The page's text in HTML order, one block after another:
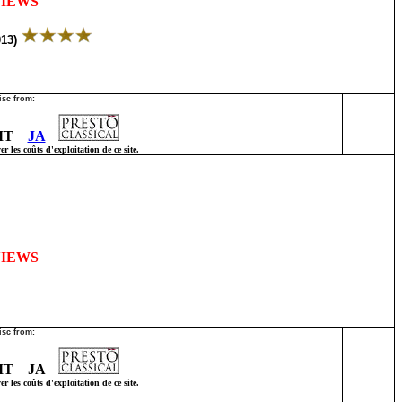
from:
JA
les coûts d'exploitation de ce site.
from:
JA
les coûts d'exploitation de ce site.